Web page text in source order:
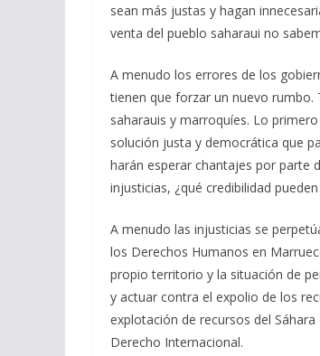
sean más justas y hagan
venta del pueblo saharaui no
A menudo los errores de los
tienen que forzar un nuevo
saharauis y marroquíes. Lo
solución justa y democrática que
harán esperar chantajes por parte
injusticias, ¿qué credibilidad
A menudo las injusticias se
los Derechos Humanos en
propio territorio y la situación de
y actuar contra el expolio de los
explotación de recursos del
Derecho Internacional.